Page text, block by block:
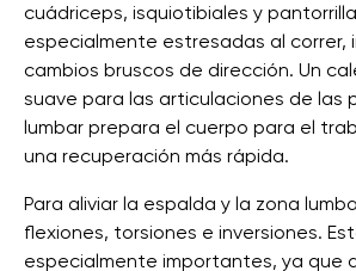
cuádriceps, isquiotibiales y
especialmente estresadas al correr,
cambios bruscos de dirección. Un
suave para las articulaciones de las
lumbar prepara el cuerpo para el
una recuperación más rápida.
Para aliviar la espalda y la zona
flexiones, torsiones e inversiones.
especialmente importantes, ya que